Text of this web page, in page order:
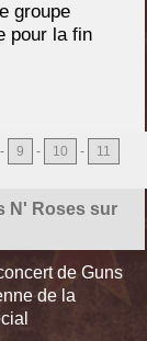
groupe
pour la fin
- 9 - 10 - 11
N' Roses sur
de Guns
de la